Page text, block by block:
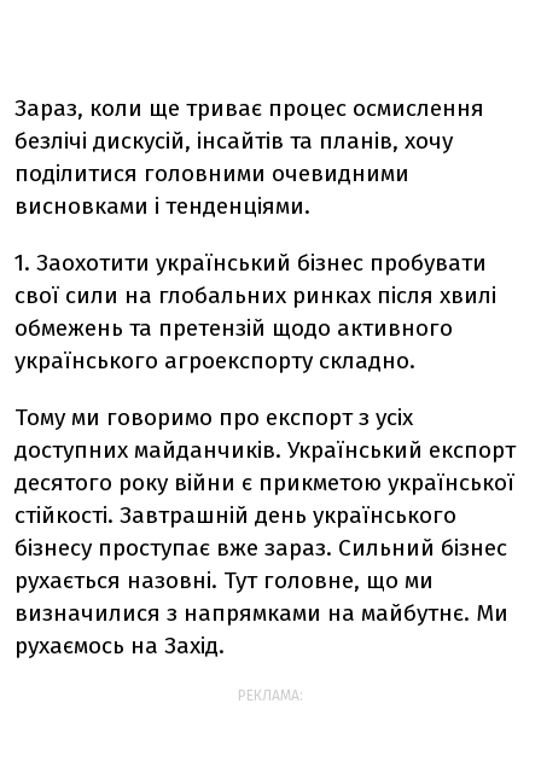
Зараз, коли ще триває процес осмислення
безлічі дискусій, інсайтів та планів, хочу
поділитися головними очевидними
висновками і тенденціями.
1. Заохотити український бізнес пробувати
свої сили на глобальних ринках після хвилі
обмежень та претензій щодо активного
українського агроекспорту складно.
Тому ми говоримо про експорт з усіх
доступних майданчиків. Український експорт
десятого року війни є прикметою української
стійкості. Завтрашній день українського
бізнесу проступає вже зараз. Сильний бізнес
рухається назовні. Тут головне, що ми
визначилися з напрямками на майбутнє. Ми
рухаємось на Захід.
РЕКЛАМА: